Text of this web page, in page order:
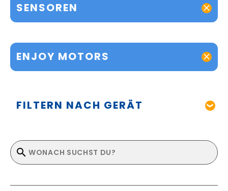
SENSOREN
ENJOY MOTORS
FILTERN NACH GERÄT